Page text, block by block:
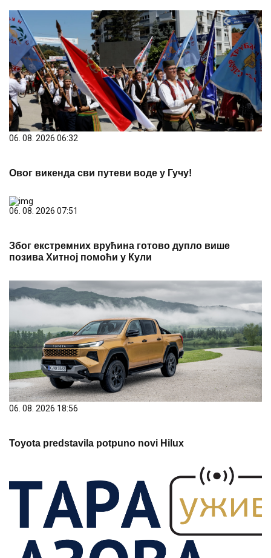
06. 08. 2026 06:32
Овог викенда сви путеви воде у Гучу!
06. 08. 2026 07:51
Због екстремних врућина готово дупло више
позива Хитној помоћи у Кули
06. 08. 2026 18:56
Toyota predstavila potpuno novi Hilux